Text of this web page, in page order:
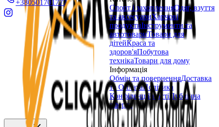
+380501701777
Спорт і захопленняОдяг, взуття
та аксесуариХарчові
продуктиІнструменти та
автотовариТовари для
дітейКраса та
здоров'яПобутова
технікаТовари для дому
Інформація
Обмін та поверненняДоставка
та ОплатаПолітика
КонфіденційностіПублічна
оферта